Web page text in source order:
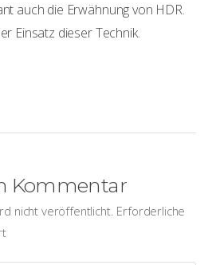
auch die Erwähnung von HDR.
Einsatz dieser Technik.
Kommentar
nicht veröffentlicht. Erforderliche